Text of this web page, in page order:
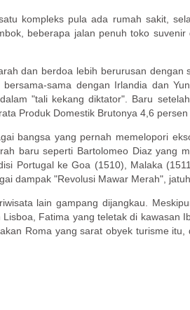
kompleks pula ada rumah sakit,
beberapa jalan penuh toko
dan berdoa lebih berurusan
sama dengan Irlandia dan
"tali kekang diktator". Baru
Produk Domestik Brutonya 4,6
bangsa yang pernah memelopori
baru seperti Bartolomeo Diaz yang
Portugal ke Goa (1510), Malaka
dampak "Revolusi Mawar Merah",
lain gampang dijangkau.
Fatima yang teletak di kawasan
Roma yang sarat obyek turisme